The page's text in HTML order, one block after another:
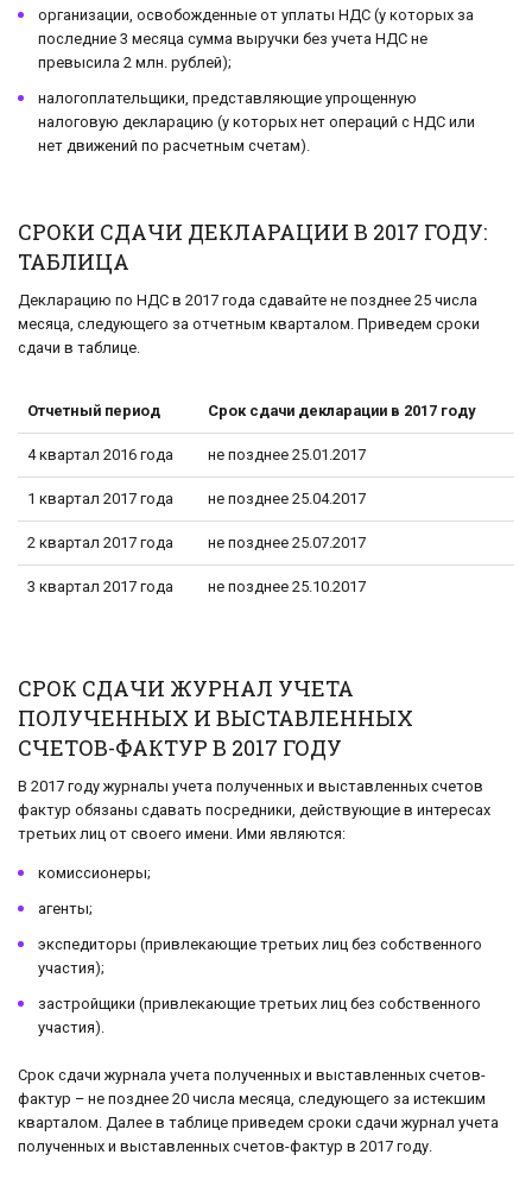
организации, освобожденные от уплаты НДС (у которых за
последние 3 месяца сумма выручки без учета НДС не
превысила 2 млн. рублей);
налогоплательщики, представляющие упрощенную
налоговую декларацию (у которых нет операций с НДС или
нет движений по расчетным счетам).
CРОКИ СДАЧИ ДЕКЛАРАЦИИ В 2017 ГОДУ:
ТАБЛИЦА
Декларацию по НДС в 2017 года сдавайте не позднее 25 числа
месяца, следующего за отчетным кварталом. Приведем сроки
сдачи в таблице.
Отчетный период Срок сдачи декларации в 2017 году
4 квартал 2016 года не позднее 25.01.2017
1 квартал 2017 года не позднее 25.04.2017
2 квартал 2017 года не позднее 25.07.2017
3 квартал 2017 года не позднее 25.10.2017
СРОК СДАЧИ ЖУРНАЛ УЧЕТА
ПОЛУЧЕННЫХ И ВЫСТАВЛЕННЫХ
СЧЕТОВ-ФАКТУР В 2017 ГОДУ
В 2017 году журналы учета полученных и выставленных счетов
фактур обязаны сдавать посредники, действующие в интересах
третьих лиц от своего имени. Ими являются:
комиссионеры;
агенты;
экспедиторы (привлекающие третьих лиц без собственного
участия);
застройщики (привлекающие третьих лиц без собственного
участия).
Срок сдачи журнала учета полученных и выставленных счетов-
фактур – не позднее 20 числа месяца, следующего за истекшим
кварталом. Далее в таблице приведем сроки сдачи журнал учета
полученных и выставленных счетов-фактур в 2017 году.